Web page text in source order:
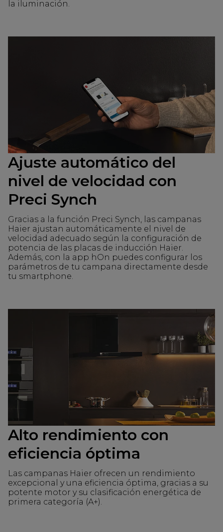
la iluminación.
Ajuste automático del
nivel de velocidad con
Preci Synch
Gracias a la función Preci Synch, las campanas
Haier ajustan automáticamente el nivel de
velocidad adecuado según la configuración de
potencia de las placas de inducción Haier.
Además, con la app hOn puedes configurar los
parámetros de tu campana directamente desde
tu smartphone.
Alto rendimiento con
eficiencia óptima
Las campanas Haier ofrecen un rendimiento
excepcional y una eficiencia óptima, gracias a su
potente motor y su clasificación energética de
primera categoría (A+).